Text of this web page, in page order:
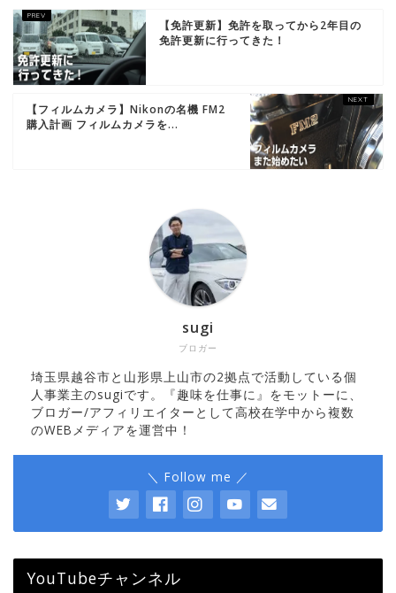
【免許更新】免許を取ってから2年目の
免許更新に行ってきた！
【フィルムカメラ】Nikonの名機 FM2
購入計画 フィルムカメラを...
ブロガー
sugi
埼玉県越谷市と山形県上山市の2拠点で活動している個
人事業主のsugiです。『趣味を仕事に』をモットーに、
ブロガー/アフィリエイターとして高校在学中から複数
のWEBメディアを運営中！
＼ Follow me ／
YouTubeチャンネル